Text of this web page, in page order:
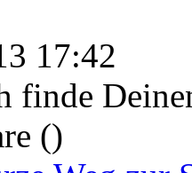
17:42
finde
()